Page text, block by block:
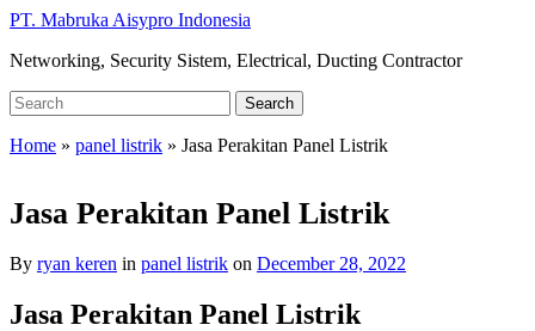
Skip
main
PT. Mabruka Aisypro Indonesia
Networking, Security Sistem, Electrical, Ducting Contractor
Search
for:
Search
Home » panel listrik » Jasa Perakitan Panel Listrik
Jasa Perakitan Panel Listrik
By ryan keren in panel listrik on December 28, 2022
Jasa Perakitan Panel Listrik